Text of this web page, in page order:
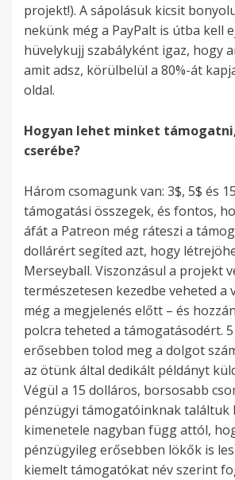
projekt!). A sápolásuk kicsit
nekünk még a PayPalt is útba kell
hüvelykujj szabályként igaz, hogy
amit adsz, körülbelül a 80%-át
oldal.
Hogyan lehet minket
cserébe?
Három csomagunk van: 3$, 5$ és
támogatási összegek, és fontos,
áfát a Patreon még ráteszi a
dollárért segíted azt, hogy
Merseyball. Viszonzásul a projekt
természetesen kezedbe veheted a
még a megjelenés előtt – és
polcra teheted a támogatásodért.
erősebben tolod meg a dolgot
az ötünk által dedikált példányt
Végül a 15 dolláros, borsosabb
pénzügyi támogatóinknak találtuk
kimenetele nagyban függ attól,
pénzügyileg erősebben lökők is
kiemelt támogatókat név szerint